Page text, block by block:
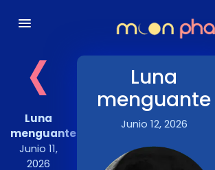
‹
Luna
menguante
Junio 11,
2026
Luna
menguante
Junio 12, 2026